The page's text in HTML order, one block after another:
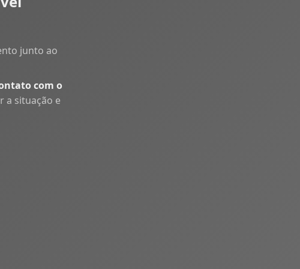
junto ao
com o
a situação e